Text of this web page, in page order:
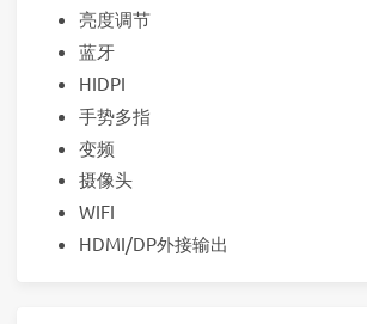
亮度调节
蓝牙
HIDPI
手势多指
变频
摄像头
WIFI
HDMI/DP外接输出